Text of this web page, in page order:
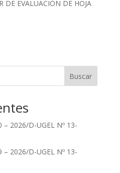
DE EVALUACIÓN DE HOJA
Buscar
– 2026/D-UGEL Nº 13-
– 2026/D-UGEL Nº 13-